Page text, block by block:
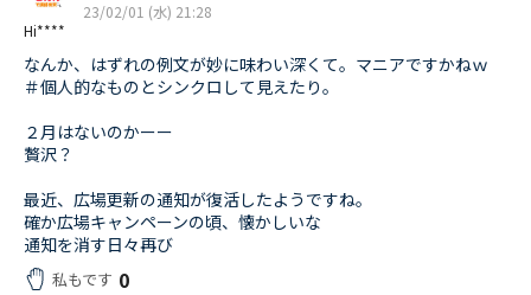
Hi****
23/02/01 (水) 21:28
なんか、はずれの例文が妙に味わい深くて。マニアですかねｗ
＃個人的なものとシンクロして見えたり。
２月はないのかーー
贅沢？
最近、広場更新の通知が復活したようですね。
確か広場キャンペーンの頃、懐かしいな
通知を消す日々再び
私もです 0